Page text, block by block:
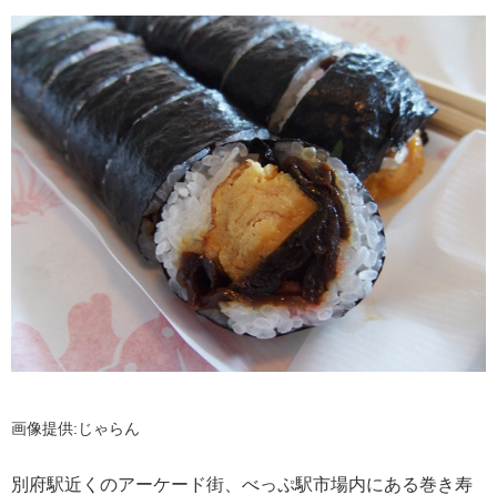
画像提供:じゃらん
別府駅近くのアーケード街、べっぷ駅市場内にある巻き寿